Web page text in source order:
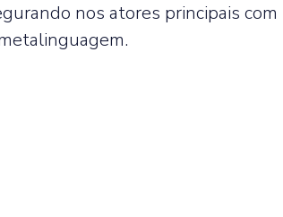
nos atores principais